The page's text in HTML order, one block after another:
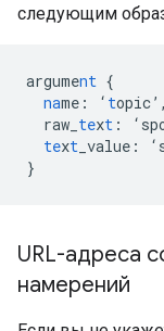
следующим
argument {
name : ‘ topic’ ,
raw_ text :
text _value :
}
URL-адреса
намерений